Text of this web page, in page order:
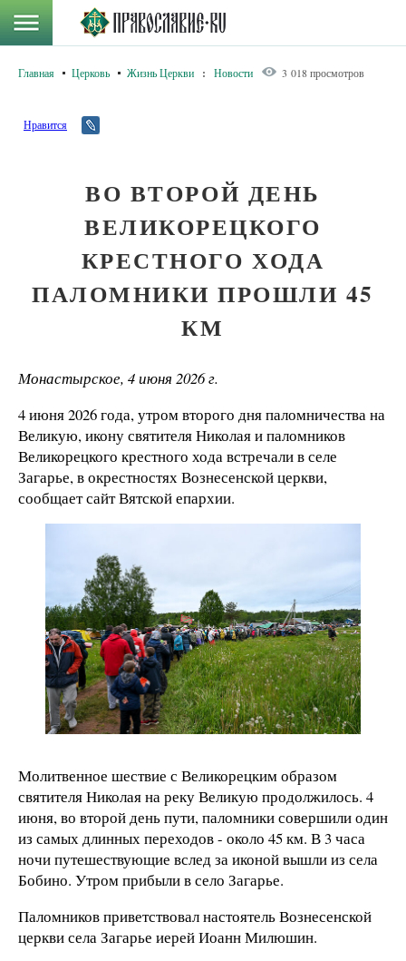
Главная Церковь Жизнь Церкви : Новости 3 018 просмотров
Нравится
ВО ВТОРОЙ ДЕНЬ
ВЕЛИКОРЕЦКОГО
КРЕСТНОГО ХОДА
ПАЛОМНИКИ ПРОШЛИ 45
КМ
Монастырское, 4 июня 2026 г.
4 июня 2026 года, утром второго дня паломничества на
Великую, икону святителя Николая и паломников
Великорецкого крестного хода встречали в селе
Загарье, в окрестностях Вознесенской церкви,
сообщает сайт Вятской епархии.
Молитвенное шествие с Великорецким образом
святителя Николая на реку Великую продолжилось. 4
июня, во второй день пути, паломники совершили один
из самых длинных переходов - около 45 км. В 3 часа
ночи путешествующие вслед за иконой вышли из села
Бобино. Утром прибыли в село Загарье.
Паломников приветствовал настоятель Вознесенской
церкви села Загарье иерей Иоанн Милюшин.